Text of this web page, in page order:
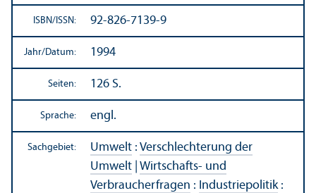
ISBN/ ISSN: 92-826-7139-9
Jahr/Datum: 1994
Seiten: 126 S.
Sprache: engl.
Sachgebiet: Umwelt : Verschlechterung der
Umwelt Wirtschafts- und
Verbraucherfragen : Industriepolitik: